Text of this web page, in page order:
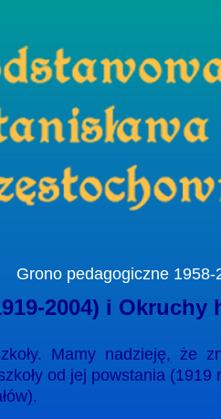
Grono pedagogiczne 1958-
2004) i Okruchy
Mamy nadzieję, że
od jej powstania